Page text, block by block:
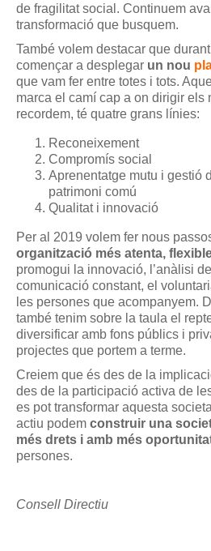
de fragilitat social. Continuem
transformació que busquem.
També volem destacar que
començar a desplegar un nou
que vam fer entre totes i tots.
marca el camí cap a on dirigir els
recordem, té quatre grans línies:
Reconeixement
Compromís social
Aprenentatge mutu i gestió
patrimoni comú
Qualitat i innovació
Per al 2019 volem fer nous
organització més atenta,
promogui la innovació, l’anàlisi
comunicació constant, el
les persones que acompanyem.
també tenim sobre la taula el
diversificar amb fons públics i
projectes que portem a terme.
Creiem que és des de la
des de la participació activa de
es pot transformar aquesta
actiu podem construir una
més drets i amb més
persones.
Consell Directiu